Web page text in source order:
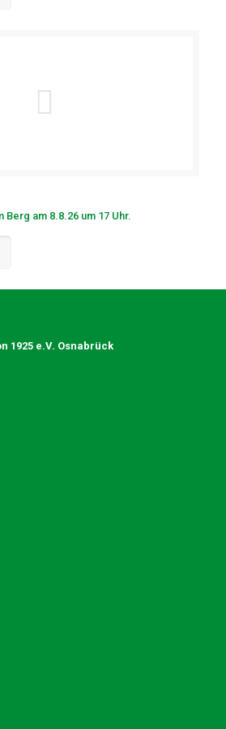
am 8.8.26 um 17 Uhr.
1925 e.V. Osnabrück